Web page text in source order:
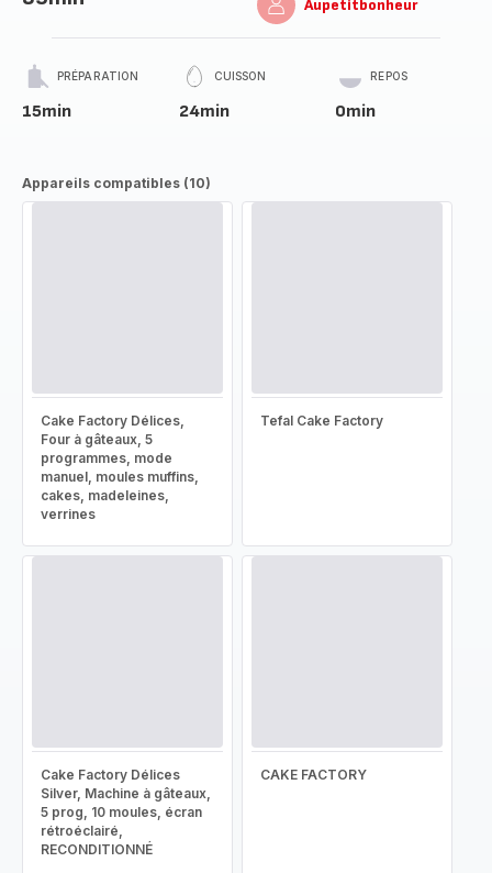
Aupetitbonheur
PRÉPARATION
15min
CUISSON
24min
REPOS
0min
Appareils compatibles (10)
Cake Factory Délices,
Four à gâteaux, 5
programmes, mode
manuel, moules muffins,
cakes, madeleines,
verrines
Tefal Cake Factory
Cake Factory Délices
Silver, Machine à gâteaux,
5 prog, 10 moules, écran
rétroéclairé,
RECONDITIONNÉ
CAKE FACTORY